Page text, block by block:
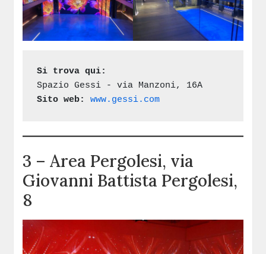
Si trova qui:
Sito web:
www.gessi.com
3 – Area Pergolesi, via
Giovanni Battista Pergolesi,
8